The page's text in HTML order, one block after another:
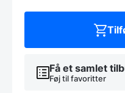
150
Få et samlet
Føj til favoritter